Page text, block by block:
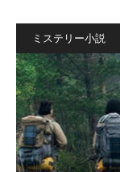
ミステリー小説